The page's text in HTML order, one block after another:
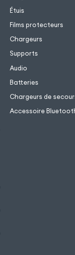
Étuis
Films protecteurs
Chargeurs
Supports
Audio
Batteries
Chargeurs de
Accessoire